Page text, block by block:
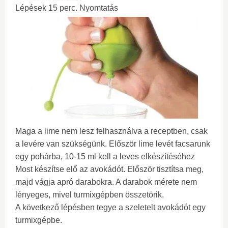
Lépések 15 perc. Nyomtatás
Maga a lime nem lesz felhasználva a receptben, csak
a levére van szükségünk. Először lime levét facsarunk
egy pohárba, 10-15 ml kell a leves elkészítéséhez
Most készítse elő az avokádót. Először tisztítsa meg,
majd vágja apró darabokra. A darabok mérete nem
lényeges, mivel turmixgépben összetörik.
A következő lépésben tegye a szeletelt avokádót egy
turmixgépbe.